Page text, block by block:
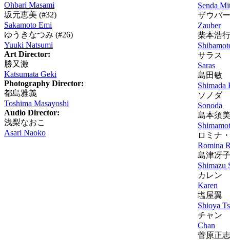
Ohbari Masami
坂元恵美 (#32)
Sakamoto Emi
ゆうきなつみ (#26)
Yuuki Natsumi
Art Director:
勝又激
Katsumata Geki
Photography Director:
都島雅義
Toshima Masayoshi
Audio Director:
浅梨なおこ
Asari Naoko
Senda
ザウバー
Zauber
柴本浩行
サラス
Saras
島田敏
Shimada
ソノダ
Sonoda
島本須美
ロミナ
Romina
島津冴子
Shimazu
カレン
Karen
塩屋翼
Shioya
チャン
Chan
菅原正志